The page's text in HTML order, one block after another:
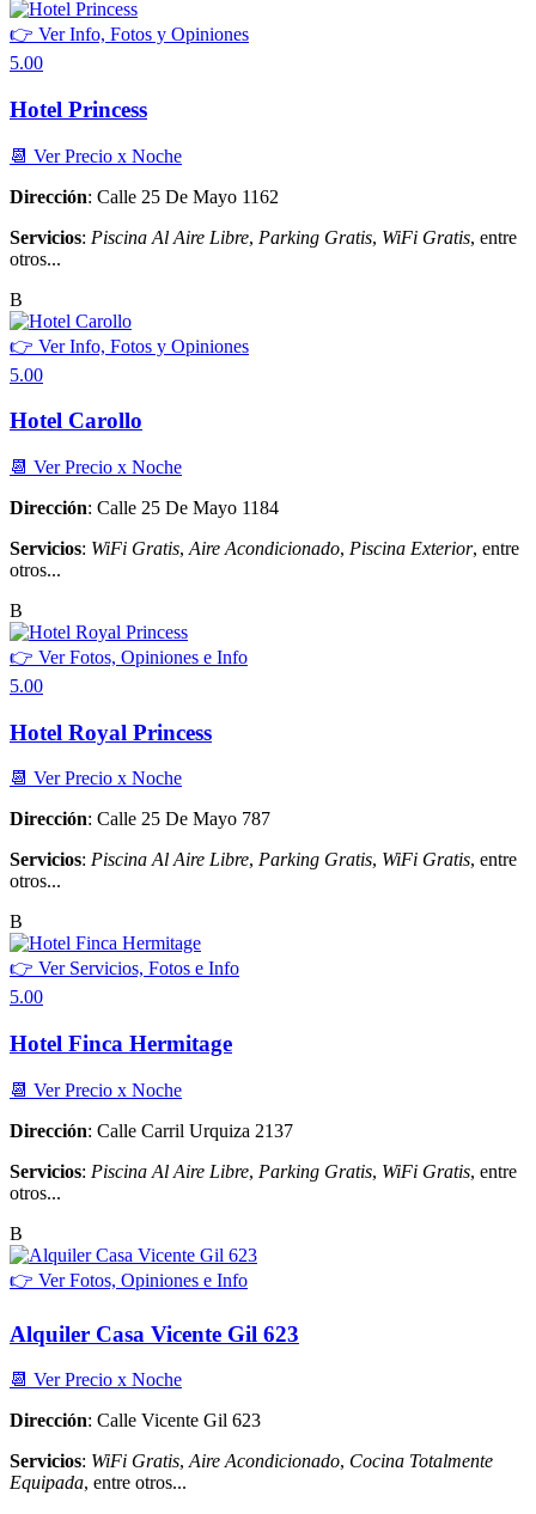
👉 Ver Info, Fotos y Opiniones
5.00
Hotel Princess
📆 Ver Precio x Noche
Dirección: Calle 25 De Mayo 1162
Servicios: Piscina Al Aire Libre, Parking Gratis, WiFi Gratis, entre
otros...
B
👉 Ver Info, Fotos y Opiniones
5.00
Hotel Carollo
📆 Ver Precio x Noche
Dirección: Calle 25 De Mayo 1184
Servicios: WiFi Gratis, Aire Acondicionado, Piscina Exterior, entre
otros...
B
👉 Ver Fotos, Opiniones e Info
5.00
Hotel Royal Princess
📆 Ver Precio x Noche
Dirección: Calle 25 De Mayo 787
Servicios: Piscina Al Aire Libre, Parking Gratis, WiFi Gratis, entre
otros...
B
👉 Ver Servicios, Fotos e Info
5.00
Hotel Finca Hermitage
📆 Ver Precio x Noche
Dirección: Calle Carril Urquiza 2137
Servicios: Piscina Al Aire Libre, Parking Gratis, WiFi Gratis, entre
otros...
B
👉 Ver Fotos, Opiniones e Info
Alquiler Casa Vicente Gil 623
📆 Ver Precio x Noche
Dirección: Calle Vicente Gil 623
Servicios: WiFi Gratis, Aire Acondicionado, Cocina Totalmente
Equipada, entre otros...